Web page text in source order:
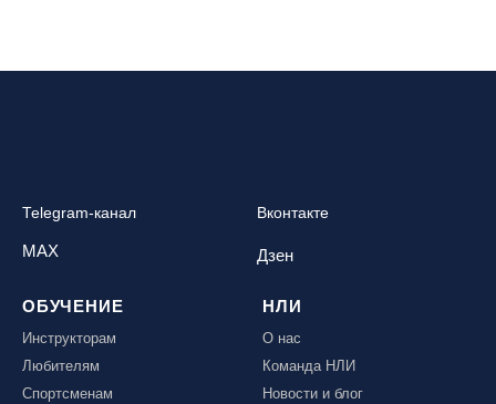
Telegram-канал Вконтакте
MAX Дзен
ОБУЧЕНИЕ
Инструкторам
Любителям
Спортсменам
НЛИ
О нас
Команда НЛИ
Новости и блог